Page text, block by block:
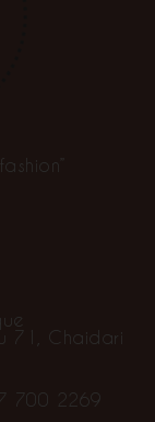
71, Chaidari
700 2269